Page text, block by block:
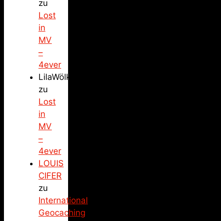
zu
Lost
in
MV
–
4ever
LilaWölkchen
zu
Lost
in
MV
–
4ever
LOUIS
CIFER
zu
International
Geocaching